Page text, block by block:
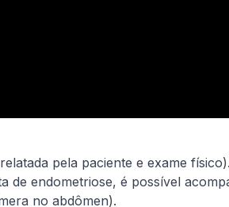
pela paciente e exame
de endometriose, é possível
no abdômen).